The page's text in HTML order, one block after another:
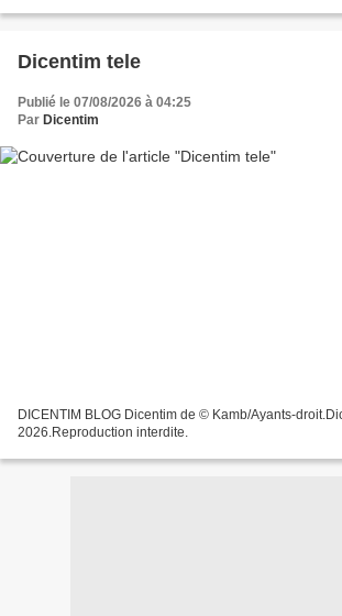
Dicentim tele
Publié le 07/08/2026 à 04:25
Par Dicentim
DICENTIM BLOG Dicentim de © Kamb/Ayants-droit.DicentimBlog
2026.Reproduction interdite.